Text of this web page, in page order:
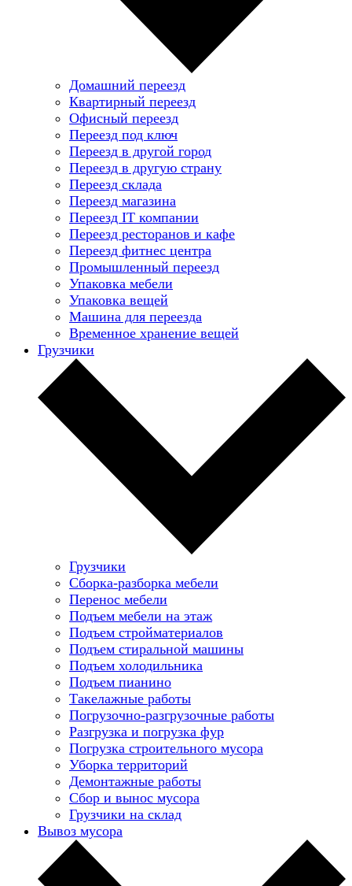
Домашний переезд
Квартирный переезд
Офисный переезд
Переезд под ключ
Переезд в другой город
Переезд в другую страну
Переезд склада
Переезд магазина
Переезд IT компании
Переезд ресторанов и кафе
Переезд фитнес центра
Промышленный переезд
Упаковка мебели
Упаковка вещей
Машина для переезда
Временное хранение вещей
Грузчики
Грузчики
Сборка-разборка мебели
Перенос мебели
Подъем мебели на этаж
Подъем стройматериалов
Подъем стиральной машины
Подъем холодильника
Подъем пианино
Такелажные работы
Погрузочно-разгрузочные работы
Разгрузка и погрузка фур
Погрузка строительного мусора
Уборка территорий
Демонтажные работы
Сбор и вынос мусора
Грузчики на склад
Вывоз мусора